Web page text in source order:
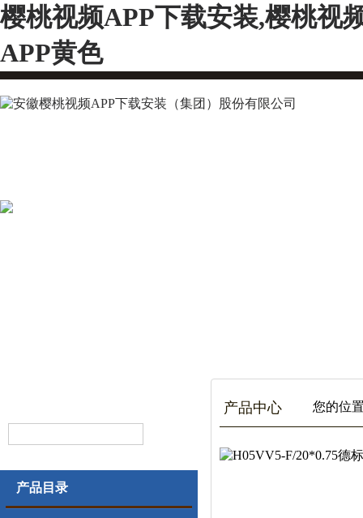
樱桃视频APP下载安装,樱桃视
APP黄色
产品目录
产品中心 您的位置